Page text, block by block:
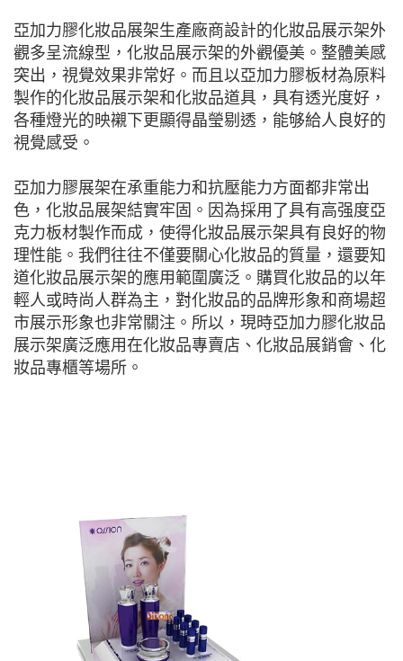
亞加力膠化妝品展架生產廠商設計的化妝品展示架外
觀多呈流線型，化妝品展示架的外觀優美。整體美感
突出，視覺效果非常好。而且以亞加力膠板材為原料
製作的化妝品展示架和化妝品道具，具有透光度好，
各種燈光的映襯下更顯得晶瑩剔透，能够給人良好的
視覺感受。
亞加力膠展架在承重能力和抗壓能力方面都非常出
色，化妝品展架結實牢固。因為採用了具有高强度亞
克力板材製作而成，使得化妝品展示架具有良好的物
理性能。我們往往不僅要關心化妝品的質量，還要知
道化妝品展示架的應用範圍廣泛。購買化妝品的以年
輕人或時尚人群為主，對化妝品的品牌形象和商場超
市展示形象也非常關注。所以，現時亞加力膠化妝品
展示架廣泛應用在化妝品專賣店、化妝品展銷會、化
妝品專櫃等場所。